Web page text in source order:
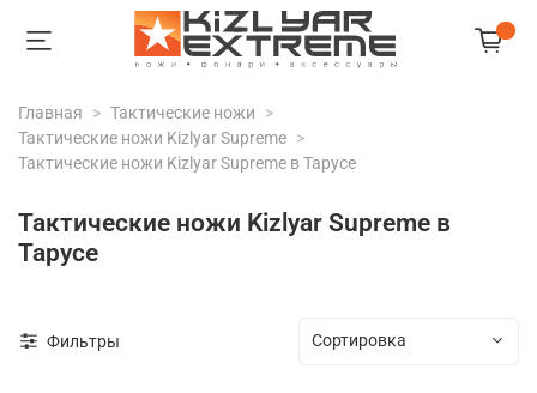
Главная
Тактические ножи
Тактические ножи Kizlyar Supreme
Тактические ножи Kizlyar Supreme в Тарусе
Тактические ножи Kizlyar Supreme в
Тарусе
Фильтры